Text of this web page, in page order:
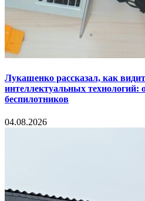
Лукашенко рассказал, как
интеллектуальных технологий:
беспилотников
04.08.2026